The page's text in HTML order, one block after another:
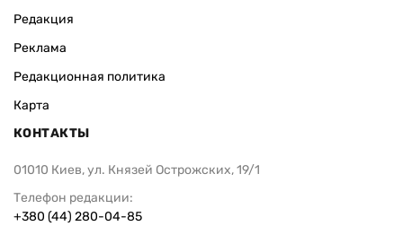
Редакция
Реклама
Редакционная политика
Карта
КОНТАКТЫ
01010 Киев, ул. Князей Острожских, 19/1
Телефон редакции:
+380 (44) 280-04-85